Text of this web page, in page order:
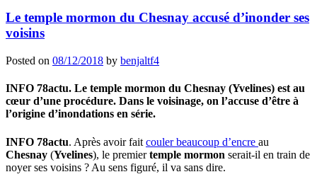
Le temple mormon du Chesnay accusé d’inonder ses
voisins
Posted on 08/12/2018 by benjaltf4
INFO 78actu. Le temple mormon du Chesnay (Yvelines) est au
cœur d’une procédure. Dans le voisinage, on l’accuse d’être à
l’origine d’inondations en série.
INFO 78actu. Après avoir fait couler beaucoup d’encre au
Chesnay (Yvelines), le premiertemple mormon serait-il en train de
noyer ses voisins ? Au sens figuré, il va sans dire.